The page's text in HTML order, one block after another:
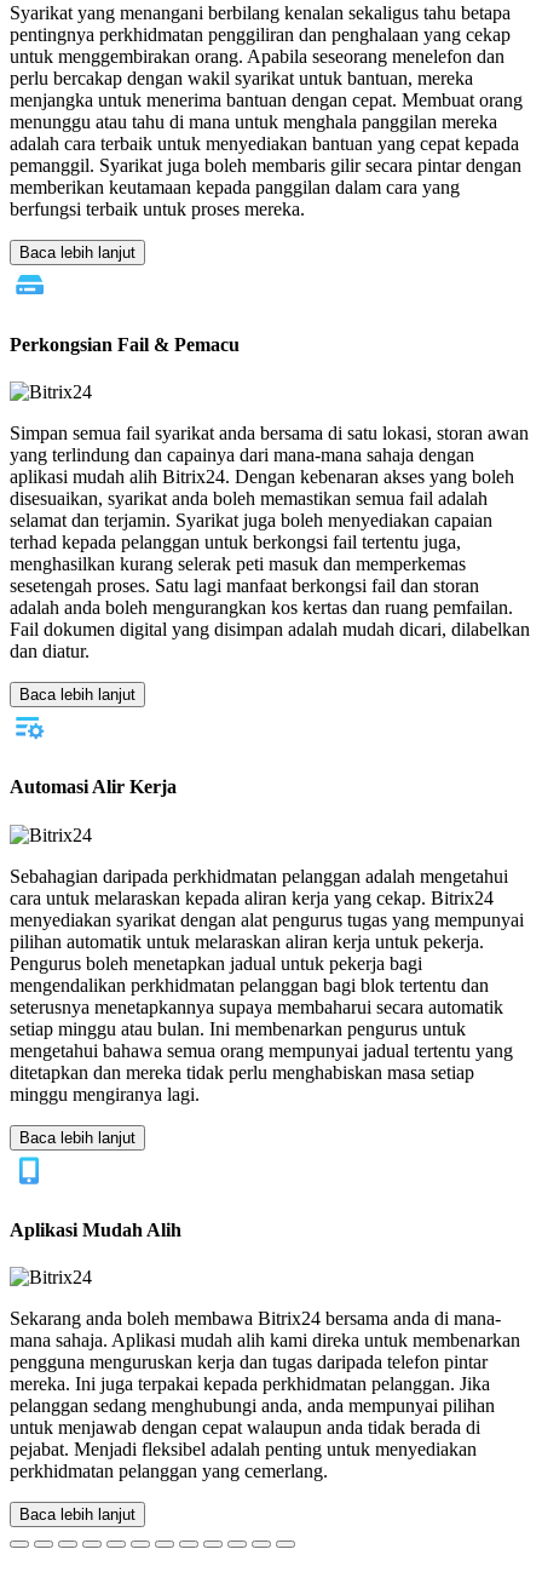
Syarikat yang menangani berbilang kenalan sekaligus tahu betapa
pentingnya perkhidmatan penggiliran dan penghalaan yang cekap
untuk menggembirakan orang. Apabila seseorang menelefon dan
perlu bercakap dengan wakil syarikat untuk bantuan, mereka
menjangka untuk menerima bantuan dengan cepat. Membuat orang
menunggu atau tahu di mana untuk menghala panggilan mereka
adalah cara terbaik untuk menyediakan bantuan yang cepat kepada
pemanggil. Syarikat juga boleh membaris gilir secara pintar dengan
memberikan keutamaan kepada panggilan dalam cara yang
berfungsi terbaik untuk proses mereka.
Baca lebih lanjut
Perkongsian Fail & Pemacu
Simpan semua fail syarikat anda bersama di satu lokasi, storan awan
yang terlindung dan capainya dari mana-mana sahaja dengan
aplikasi mudah alih Bitrix24. Dengan kebenaran akses yang boleh
disesuaikan, syarikat anda boleh memastikan semua fail adalah
selamat dan terjamin. Syarikat juga boleh menyediakan capaian
terhad kepada pelanggan untuk berkongsi fail tertentu juga,
menghasilkan kurang selerak peti masuk dan memperkemas
sesetengah proses. Satu lagi manfaat berkongsi fail dan storan
adalah anda boleh mengurangkan kos kertas dan ruang pemfailan.
Fail dokumen digital yang disimpan adalah mudah dicari, dilabelkan
dan diatur.
Baca lebih lanjut
Automasi Alir Kerja
Sebahagian daripada perkhidmatan pelanggan adalah mengetahui
cara untuk melaraskan kepada aliran kerja yang cekap. Bitrix24
menyediakan syarikat dengan alat pengurus tugas yang mempunyai
pilihan automatik untuk melaraskan aliran kerja untuk pekerja.
Pengurus boleh menetapkan jadual untuk pekerja bagi
mengendalikan perkhidmatan pelanggan bagi blok tertentu dan
seterusnya menetapkannya supaya membaharui secara automatik
setiap minggu atau bulan. Ini membenarkan pengurus untuk
mengetahui bahawa semua orang mempunyai jadual tertentu yang
ditetapkan dan mereka tidak perlu menghabiskan masa setiap
minggu mengiranya lagi.
Baca lebih lanjut
Aplikasi Mudah Alih
Sekarang anda boleh membawa Bitrix24 bersama anda di mana-
mana sahaja. Aplikasi mudah alih kami direka untuk membenarkan
pengguna menguruskan kerja dan tugas daripada telefon pintar
mereka. Ini juga terpakai kepada perkhidmatan pelanggan. Jika
pelanggan sedang menghubungi anda, anda mempunyai pilihan
untuk menjawab dengan cepat walaupun anda tidak berada di
pejabat. Menjadi fleksibel adalah penting untuk menyediakan
perkhidmatan pelanggan yang cemerlang.
Baca lebih lanjut